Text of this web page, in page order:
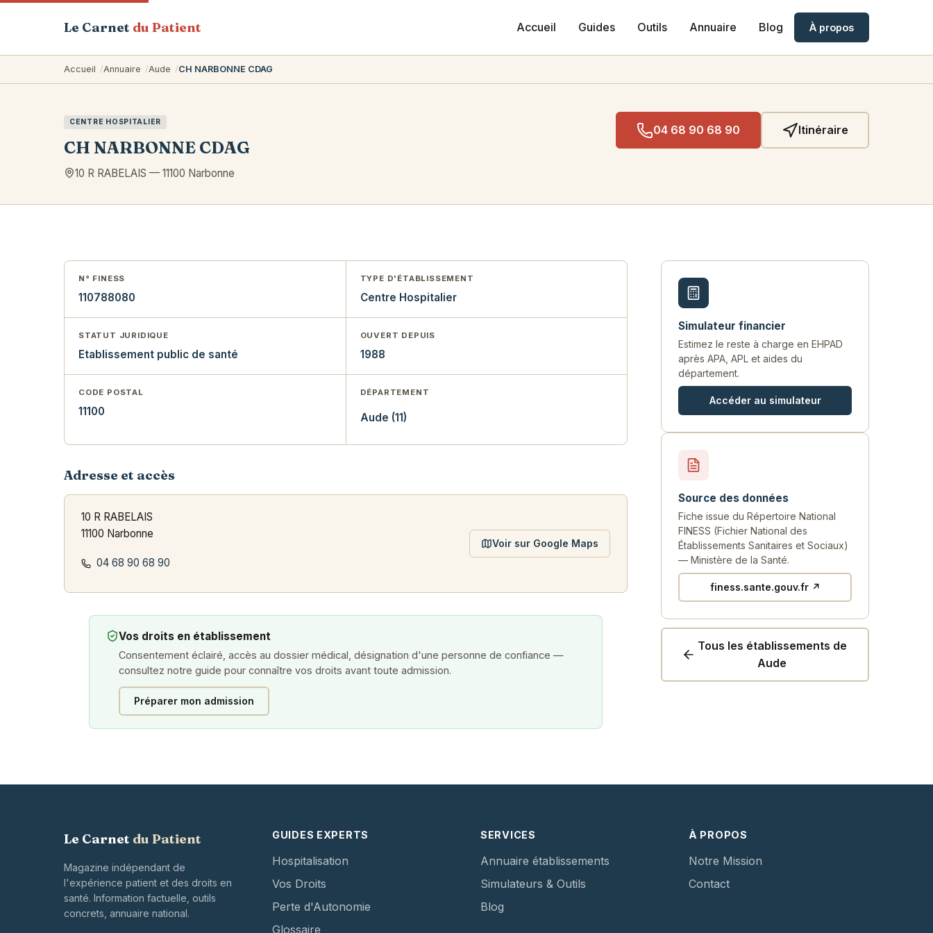
Le Carnet du Patient Accueil Guides Outils Annuaire Blog À propos
Accueil Annuaire Aude CH NARBONNE CDAG
CENTRE HOSPITALIER
CH NARBONNE CDAG
10 R RABELAIS — 11100 Narbonne
04 68 90 68 90 Itinéraire
N° FINESS
110788080
TYPE D'ÉTABLISSEMENT
Centre Hospitalier
STATUT JURIDIQUE
Etablissement public de santé
OUVERT DEPUIS
1988
CODE POSTAL
11100
DÉPARTEMENT
Aude (11)
Adresse et accès
10 R RABELAIS
11100 Narbonne
04 68 90 68 90
Voir sur Google Maps
Vos droits en établissement
Consentement éclairé, accès au dossier médical, désignation d'une personne de confiance —
consultez notre guide pour connaître vos droits avant toute admission.
Préparer mon admission
Simulateur financier
Estimez le reste à charge en EHPAD
après APA, APL et aides du
département.
Accéder au simulateur
Source des données
Fiche issue du Répertoire National
FINESS (Fichier National des
Établissements Sanitaires et Sociaux)
— Ministère de la Santé.
finess.sante.gouv.fr ↗
Tous les établissements de
Aude
Le Carnet du Patient
Magazine indépendant de
l'expérience patient et des droits en
santé. Information factuelle, outils
concrets, annuaire national.
GUIDES EXPERTS
Hospitalisation
Vos Droits
Perte d'Autonomie
Glossaire
SERVICES
Annuaire établissements
Simulateurs & Outils
Blog
À PROPOS
Notre Mission
Contact